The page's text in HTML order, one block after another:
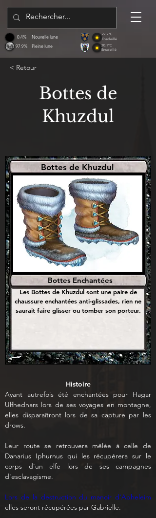
97.9%
0.4%
Pleine lune
Nouvelle lune
27.7°C
Ensoleillé
20.1°C
Ensoleillé
< Retour
Bottes de
Khuzdul
Bottes Enchantées
Bottes de Khuzdul
Les Bottes de Khuzdul sont une paire de
chaussure enchantées anti-glissades, rien ne
saurait faire glisser ou tomber son porteur.
Histoire
Ayant autrefois été enchantées pour Hagar
Ulfhednars lors de ses voyages en montagne,
elles disparaîtront lors de sa capture par les
drows.
Leur route se retrouvera mêlée à celle de
Danarius Iphurnus qui les récupérera sur le
corps d'un elfe lors de ses campagnes
d'esclavagisme.
Lors de la destruction du manoir d'Abheleim
elles seront récupérées par Gabrielle.